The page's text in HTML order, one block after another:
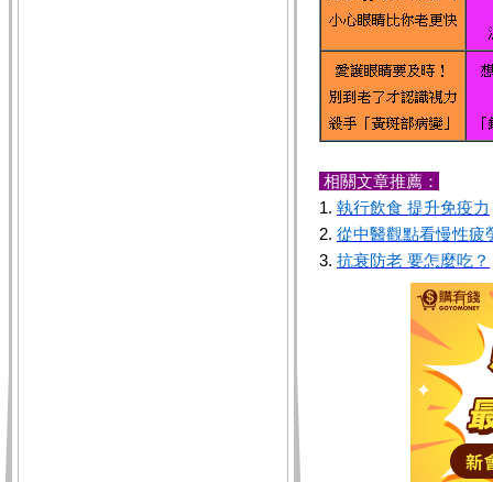
相關文章推薦：
1. 執行飲食 提升免疫力
2. 從中醫觀點看慢性疲
3. 抗衰防老 要怎麼吃？